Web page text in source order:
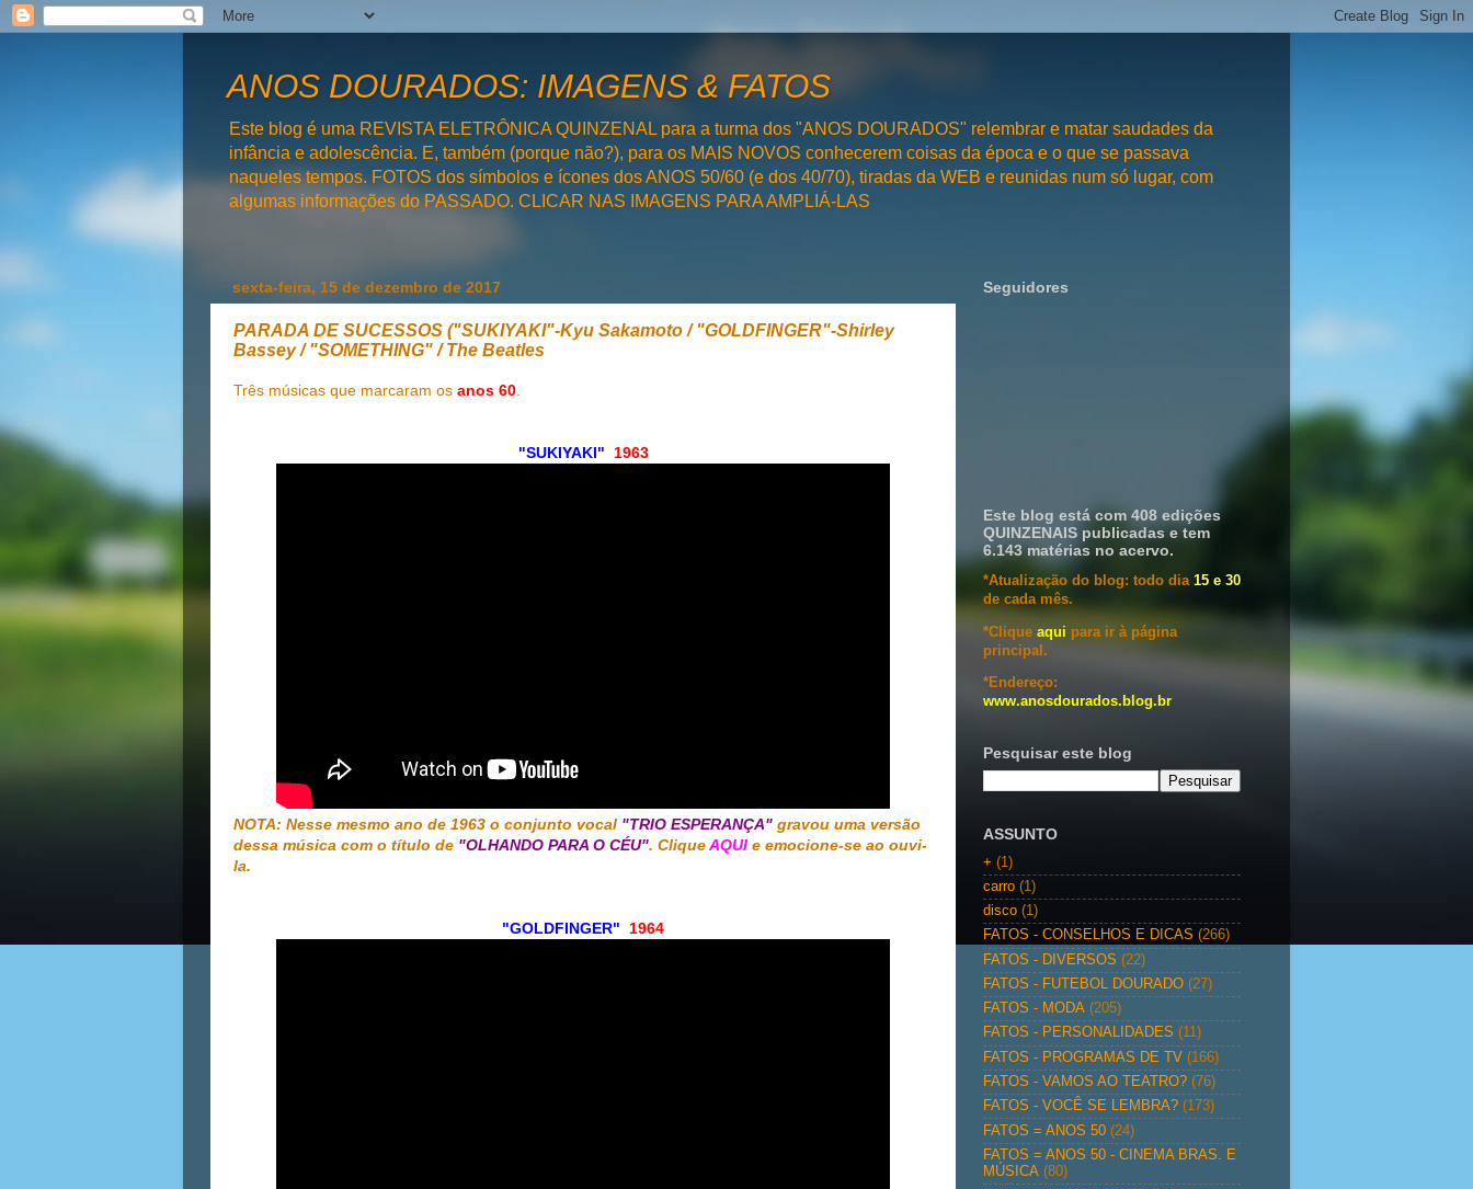
ANOS DOURADOS: IMAGENS & FATOS
Este blog é uma REVISTA ELETRÔNICA QUINZENAL para a turma dos "ANOS DOURADOS" relembrar e matar saudades da
infância e adolescência. E, também (porque não?), para os MAIS NOVOS conhecerem coisas da época e o que se passava
naqueles tempos. FOTOS dos símbolos e ícones dos ANOS 50/60 (e dos 40/70), tiradas da WEB e reunidas num só lugar, com
algumas informações do PASSADO. CLICAR NAS IMAGENS PARA AMPLIÁ-LAS
sexta-feira, 15 de dezembro de 2017
PARADA DE SUCESSOS ("SUKIYAKI"-Kyu Sakamoto / "GOLDFINGER"-Shirley
Bassey / "SOMETHING" / The Beatles
Três músicas que marcaram os anos 60.
"SUKIYAKI" 1963
NOTA: Nesse mesmo ano de 1963 o conjunto vocal "TRIO ESPERANÇA" gravou uma versão
dessa música com o título de "OLHANDO PARA O CÉU". CliqueAQUI e emocione-se ao ouvi-
la.
"GOLDFINGER" 1964
Seguidores
Este blog está com 408 edições
QUINZENAIS publicadas e tem
6.143 matérias no acervo.
*Atualização do blog: todo dia 15 e 30
de cada mês.
*Clique aqui para ir à página
principal.
*Endereço:
www.anosdourados.blog.br
Pesquisar este blog
ASSUNTO
+ (1)
carro (1)
disco (1)
FATOS - CONSELHOS E DICAS (266)
FATOS - DIVERSOS (22)
FATOS - FUTEBOL DOURADO (27)
FATOS - MODA (205)
FATOS - PERSONALIDADES (11)
FATOS - PROGRAMAS DE TV (166)
FATOS - VAMOS AO TEATRO? (76)
FATOS - VOCÊ SE LEMBRA? (173)
FATOS = ANOS 50 (24)
FATOS = ANOS 50 - CINEMA BRAS. E
MÚSICA (80)